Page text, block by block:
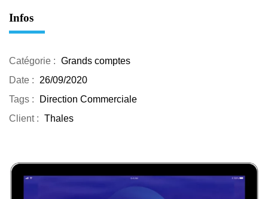
Infos
Catégorie : Grands comptes
Date :
26/09/2020
Tags :
Direction Commerciale
Client : Thales